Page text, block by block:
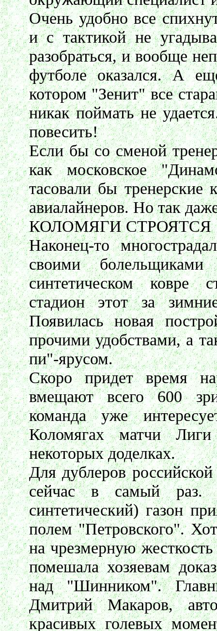
Очень удобно все
и с тактикой не
разобраться, и вообще
футболе оказался. А
котором "Зенит" все
никак поймать не
повесить!
Если бы со сменой
как московское
тасовали бы тренерские
авиалайнеров. Но так
КОЛОМЯГИ СТРОЯТСЯ
Наконец-то
своими
синтетическом ковре
стадион этот за
Появилась новая
прочими удобствами, а
пи"-ярусом.
Скоро придет время
вмещают всего 600
команда уже
Коломягах матчи
некоторых доделках.
Для дублеров
сейчас в самый
синтетический) газон
полем "Петровского".
на чрезмерную
помешала хозяевам
над "Шинником".
Дмитрий Макаров,
красивых голевых